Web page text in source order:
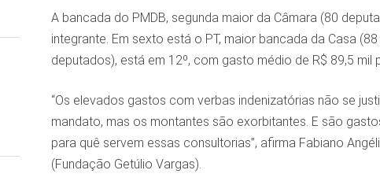
A bancada do PMDB, segunda maior da Câmara (80
integrante. Em sexto está o PT, maior bancada da Casa
deputados), está em 12º, com gasto médio de R$ 89,5 mil
“Os elevados gastos com verbas indenizatórias não se
mandato, mas os montantes são exorbitantes. E são
para quê servem essas consultorias”, afirma Fabiano
(Fundação Getúlio Vargas).